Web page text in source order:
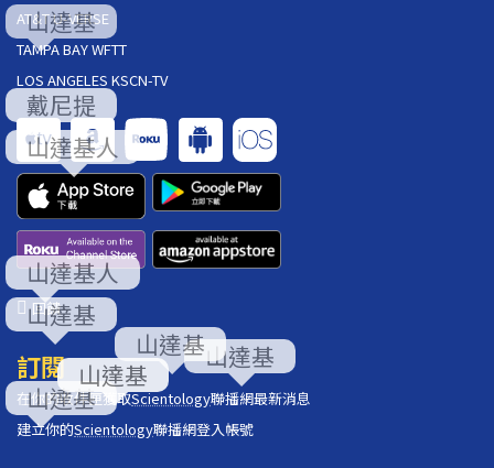
AT&T U-VERSE
TAMPA BAY WFTT
LOS ANGELES KSCN-TV
回饋
訂閱
在你的收件匣獲取Scientology聯播網最新消息
建立你的Scientology聯播網登入帳號